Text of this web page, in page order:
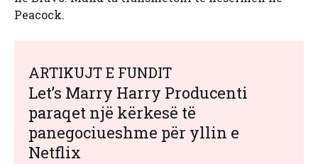
Peacock.
ARTIKUJT E FUNDIT
Let’s Marry Harry Producenti
paraqet një kërkesë të
panegociueshme për yllin e
Netflix